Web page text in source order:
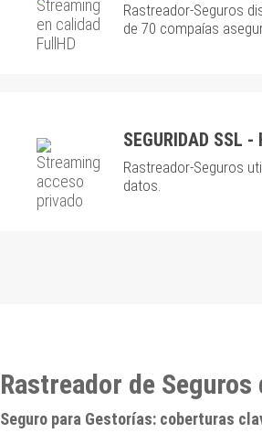
Rastreador-Seguros
de 70 compaías
SEGURIDAD SSL -
Rastreador-Seguros
datos.
Rastreador de
Seguro para Gestorías: coberturas